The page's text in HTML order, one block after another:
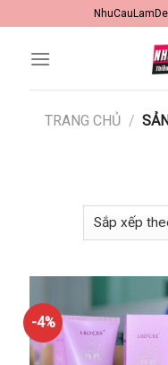
to
content
TRANG CHỦ /
-4%